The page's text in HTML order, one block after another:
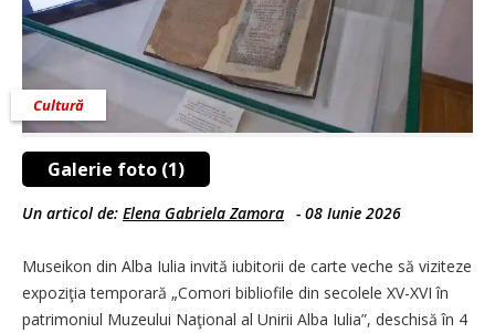
Galerie foto (1)
Cultură
Un articol de: Elena Gabriela Zamora - 08 Iunie 2026
Museikon din Alba Iulia invită iubitorii de carte veche să viziteze
expoziţia temporară „Comori bibliofile din secolele XV-XVI în
patrimoniul Muzeului Naţional al Unirii Alba Iulia”, deschisă în 4